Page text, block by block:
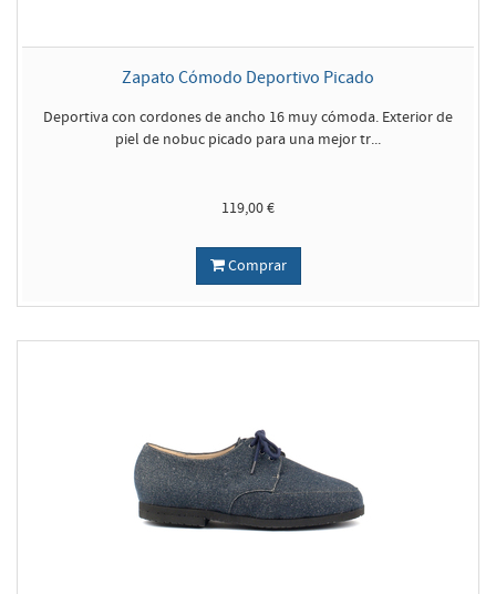
Zapato Cómodo Deportivo Picado
Deportiva con cordones de ancho 16 muy cómoda. Exterior de
piel de nobuc picado para una mejor tr...
119,00 €
Comprar